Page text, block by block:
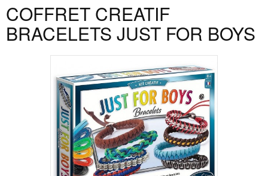
COFFRET CREATIF
BRACELETS JUST FOR BOYS